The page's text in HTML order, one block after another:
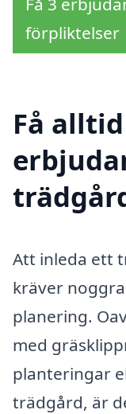
förpliktelser
Få
Att inleda ett
kräver
planering.
med
planteringar
trädgård, är